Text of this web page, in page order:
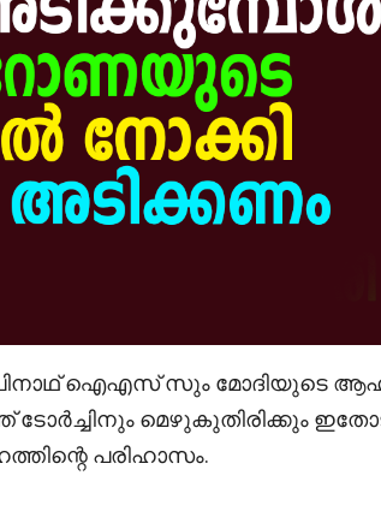
ഐഎസ്‌ സും മോദിയുടെ
ടോർച്ചിനും മെഴുകുതിരിക്കും
പരിഹാസം.